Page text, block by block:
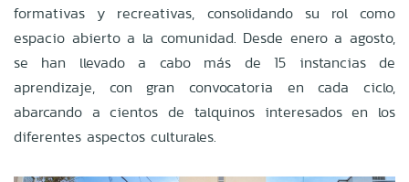
formativas y recreativas, consolidando su rol como
espacio abierto a la comunidad. Desde enero a agosto,
se han llevado a cabo más de 15 instancias de
aprendizaje, con gran convocatoria en cada ciclo,
abarcando a cientos de talquinos interesados en los
diferentes aspectos culturales.